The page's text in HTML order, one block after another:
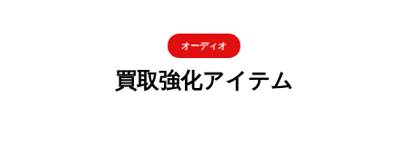
オーディオ
買取強化アイテム